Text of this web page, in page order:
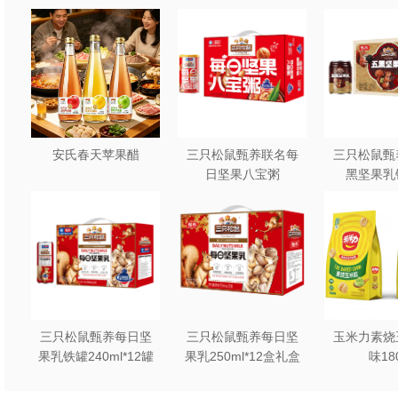
产品规格：500ml*15瓶
产品特点：黄金产地直
源，果肉脆嫩，汁水丰
锁鲜工艺：采用NFC无
配料表干净，喝着更放
适销渠道：全渠道。
100%苹果汁
产品规格：500ml*15
产品特点：黄金产地直
安氏春天苹果醋
三只松鼠甄养联名每
日坚果八宝粥
三只松鼠
黑坚果乳
三只松鼠甄养每日坚
果乳铁罐240ml*12罐
三只松鼠甄养每日坚
果乳250ml*12盒礼盒
玉米力素
味